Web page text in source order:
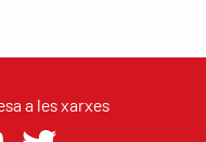
a les xarxes